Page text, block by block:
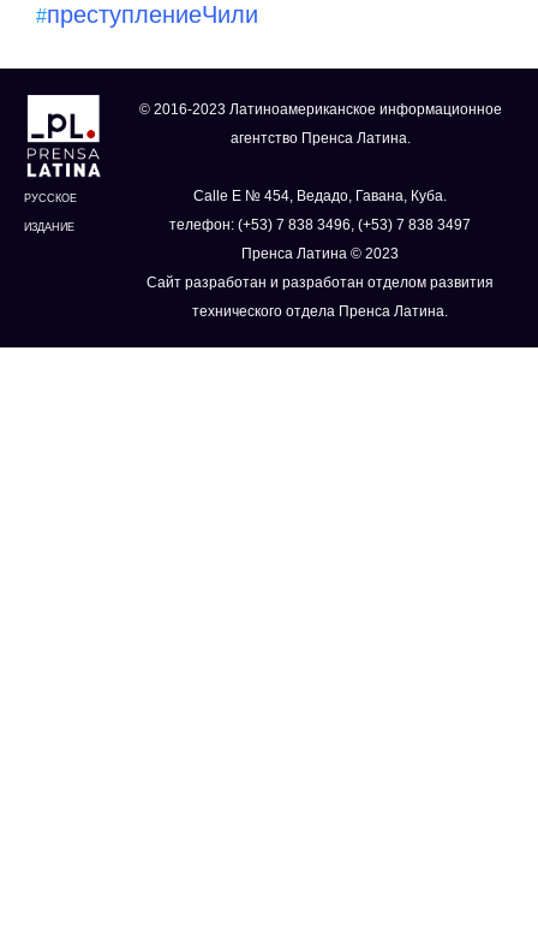
#преступлениеЧили
РУССКОЕ
ИЗДАНИЕ
© 2016-2023 Латиноамериканское информационное
агентство Пренса Латина.
Calle E № 454, Ведадо, Гавана, Куба.
телефон: (+53) 7 838 3496, (+53) 7 838 3497
Пренса Латина © 2023
Сайт разработан и разработан отделом развития
технического отдела Пренса Латина.